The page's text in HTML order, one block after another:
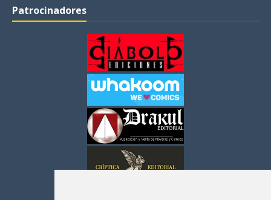
Patrocinadores